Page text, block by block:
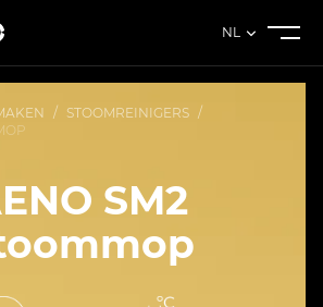
NL
/ STOOMREINIGERS /
SM2